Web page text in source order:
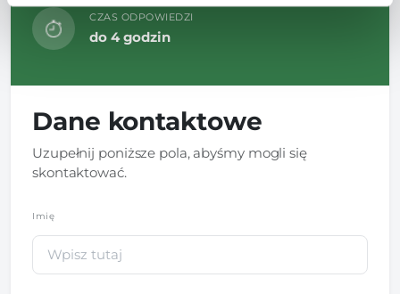
CZAS ODPOWIEDZI
do 4 godzin
Dane kontaktowe
Uzupełnij poniższe pola, abyśmy mogli się
skontaktować.
Imię